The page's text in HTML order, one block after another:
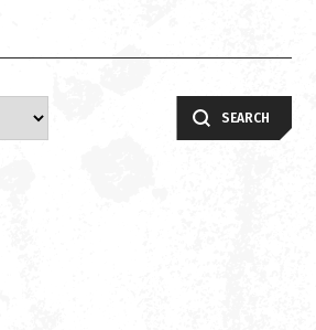
SEARCH